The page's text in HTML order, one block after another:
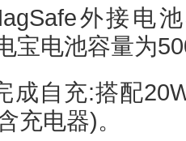
外接电
宝电池容量为
成自充:搭配
充电器)。